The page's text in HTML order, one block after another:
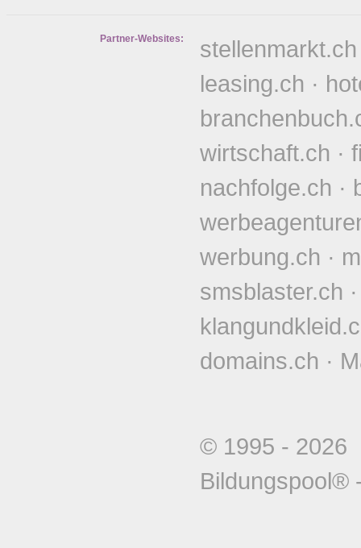
Partner-Websites: stellenmarkt.ch
leasing.ch ·
wirtschaft.ch ·
nachfolge.ch ·
werbung.ch ·
smsblaster.ch
domains.ch ·
© 1995 -
Bildungspool®